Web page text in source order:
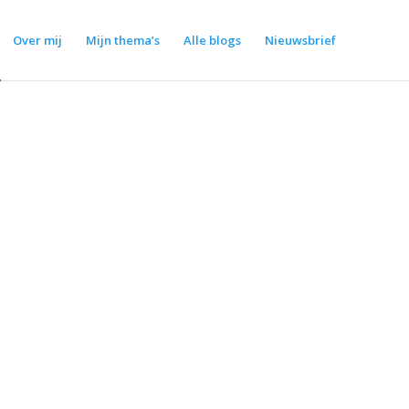
Over mij Mijn thema’s Alle blogs Nieuwsbrief